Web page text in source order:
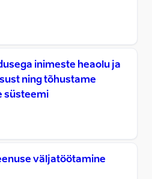
inimeste heaolu ja
ning tõhustame
süsteemi
väljatöötamine